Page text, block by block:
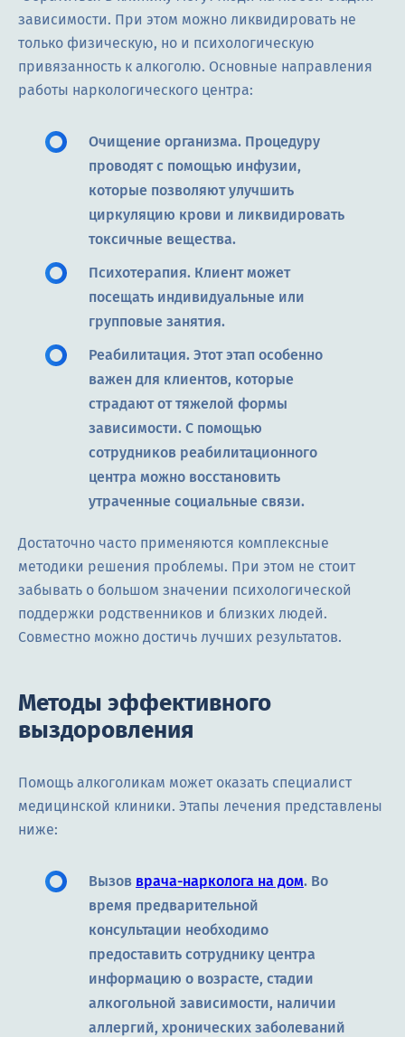
зависимости. При этом можно ликвидировать не
только физическую, но и психологическую
привязанность к алкоголю. Основные направления
работы наркологического центра:
Очищение организма. Процедуру
проводят с помощью инфузии,
которые позволяют улучшить
циркуляцию крови и ликвидировать
токсичные вещества.
Психотерапия. Клиент может
посещать индивидуальные или
групповые занятия.
Реабилитация. Этот этап особенно
важен для клиентов, которые
страдают от тяжелой формы
зависимости. С помощью
сотрудников реабилитационного
центра можно восстановить
утраченные социальные связи.
Достаточно часто применяются комплексные
методики решения проблемы. При этом не стоит
забывать о большом значении психологической
поддержки родственников и близких людей.
Совместно можно достичь лучших результатов.
Методы эффективного
выздоровления
Помощь алкоголикам может оказать специалист
медицинской клиники. Этапы лечения представлены
ниже:
Вызов врача-нарколога на дом. Во
время предварительной
консультации необходимо
предоставить сотруднику центра
информацию о возрасте, стадии
алкогольной зависимости, наличии
аллергий, хронических заболеваний